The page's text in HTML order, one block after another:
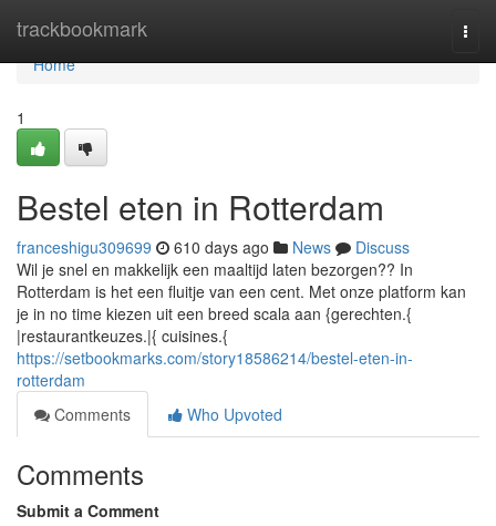
trackbookmark
Home
Home
1
Bestel eten in Rotterdam
franceshigu309699 610 days ago News
Discuss
Wil je snel en makkelijk een maaltijd laten bezorgen?? In
Rotterdam is het een fluitje van een cent. Met onze platform kan
je in no time kiezen uit een breed scala aan {gerechten.{
|restaurantkeuzes.|{ cuisines.{
https://setbookmarks.com/story18586214/bestel-eten-in-
rotterdam
Comments
Who Upvoted
Comments
Submit a Comment